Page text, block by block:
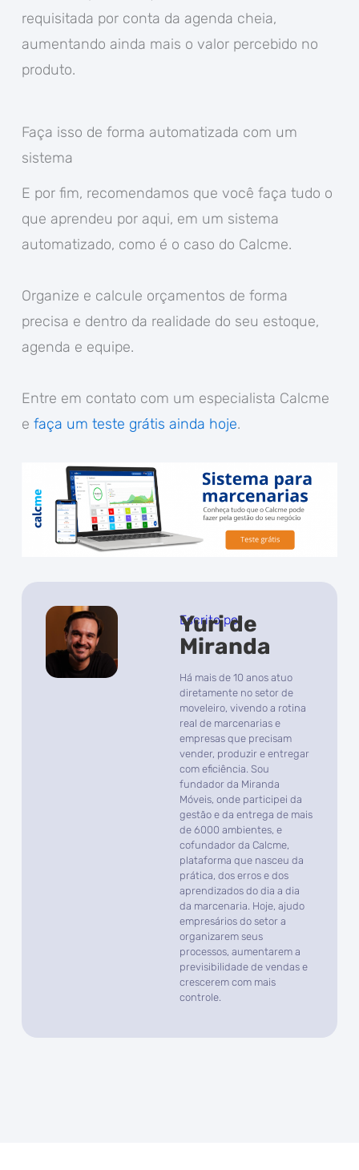
requisitada por conta da agenda cheia,
aumentando ainda mais o valor percebido no
produto.
Faça isso de forma automatizada com um
sistema
E por fim, recomendamos que você faça tudo o
que aprendeu por aqui, em um sistema
automatizado, como é o caso do Calcme.
Organize e calcule orçamentos de forma
precisa e dentro da realidade do seu estoque,
agenda e equipe.
Entre em contato com um especialista Calcme
e faça um teste grátis ainda hoje.
Escrito por
Yuri de
Miranda
Há mais de 10 anos atuo
diretamente no setor de
moveleiro, vivendo a rotina
real de marcenarias e
empresas que precisam
vender, produzir e entregar
com eficiência. Sou
fundador da Miranda
Móveis, onde participei da
gestão e da entrega de mais
de 6000 ambientes, e
cofundador da Calcme,
plataforma que nasceu da
prática, dos erros e dos
aprendizados do dia a dia
da marcenaria. Hoje, ajudo
empresários do setor a
organizarem seus
processos, aumentarem a
previsibilidade de vendas e
crescerem com mais
controle.